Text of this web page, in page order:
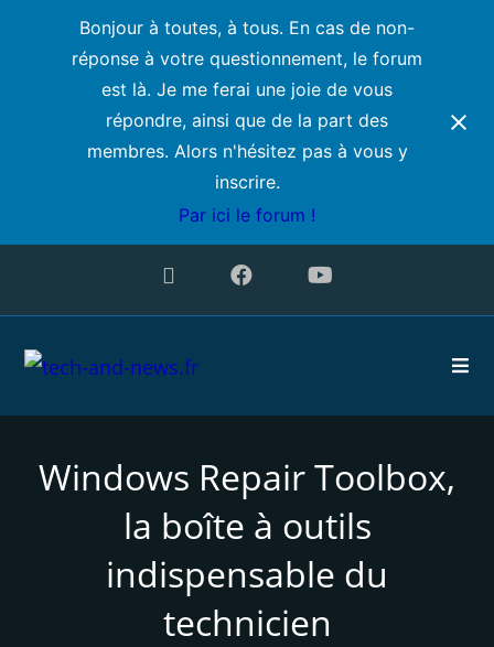
Bonjour à toutes, à tous. En cas de non-
réponse à votre questionnement, le forum
est là. Je me ferai une joie de vous
répondre, ainsi que de la part des
membres. Alors n'hésitez pas à vous y
inscrire.
Par ici le forum !
Windows Repair Toolbox,
la boîte à outils
indispensable du
technicien